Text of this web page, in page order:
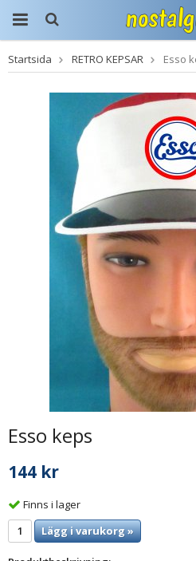
Produkten har
tillagd i
Startsida RETRO KEPSAR Esso
Esso keps
144 kr
Finns i lager
Lägg i varukorg »